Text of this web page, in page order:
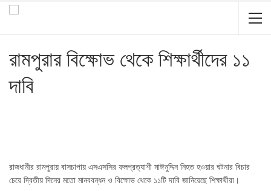
রামপুরার বিক্ষোভ থেকে শিক্ষার্থীদের ১১
দাবি
রাজধানীর রামপুরায় বাসচাপায় এসএসসির ফলপ্রত্যাশী মাঈনুদ্দিন নিহত হওয়ার ঘটনার বিচার
চেয়ে দ্বিতীয় দিনের মতো মানববন্ধন ও বিক্ষোভ থেকে ১১টি দাবি জানিয়েছে শিক্ষার্থীরা।